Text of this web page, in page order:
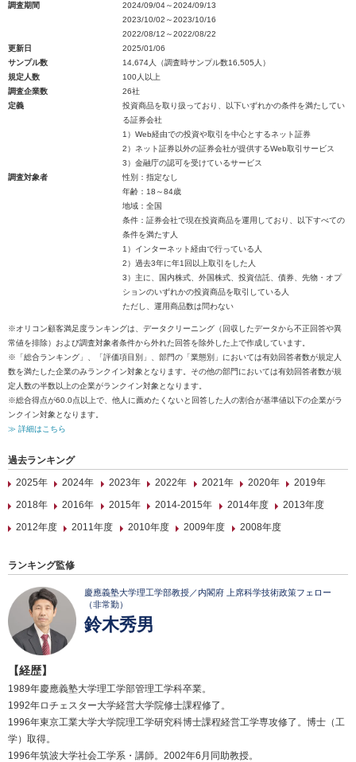
調査期間
2024/09/04～2024/09/13
2023/10/02～2023/10/16
2022/08/12～2022/08/22
更新日
2025/01/06
サンプル数
14,674人（調査時サンプル数16,505人）
規定人数
100人以上
調査企業数
26社
定義
投資商品を取り扱っており、以下いずれかの条件を満たしてい
る証券会社
1）Web経由での投資や取引を中心とするネット証券
2）ネット証券以外の証券会社が提供するWeb取引サービス
3）金融庁の認可を受けているサービス
調査対象者
性別：指定なし
年齢：18～84歳
地域：全国
条件：証券会社で現在投資商品を運用しており、以下すべての
条件を満たす人
1）インターネット経由で行っている人
2）過去3年に年1回以上取引をした人
3）主に、国内株式、外国株式、投資信託、債券、先物・オプ
ションのいずれかの投資商品を取引している人
ただし、運用商品数は問わない
※オリコン顧客満足度ランキングは、データクリーニング（回収したデータから不正回答や異
常値を排除）および調査対象者条件から外れた回答を除外した上で作成しています。
※「総合ランキング」、「評価項目別」、部門の「業態別」においては有効回答者数が規定人
数を満たした企業のみランクイン対象となります。その他の部門においては有効回答者数が規
定人数の半数以上の企業がランクイン対象となります。
※総合得点が60.0点以上で、他人に薦めたくないと回答した人の割合が基準値以下の企業がラ
ンクイン対象となります。
≫ 詳細はこちら
過去ランキング
2025年
2024年 2023年 2022年 2021年 2020年
2019年
2018年
2016年 2015年 2014-2015年 2014年度
2013年度
2012年度
2011年度 2010年度 2009年度 2008年度
ランキング監修
慶應義塾大学理工学部教授／内閣府 上席科学技術政策フェロー
（非常勤）
鈴木秀男
【経歴】
1989年慶應義塾大学理工学部管理工学科卒業。
1992年ロチェスター大学経営大学院修士課程修了。
1996年東京工業大学大学院理工学研究科博士課程経営工学専攻修了。博士（工
学）取得。
1996年筑波大学社会工学系・講師。2002年6月同助教授。